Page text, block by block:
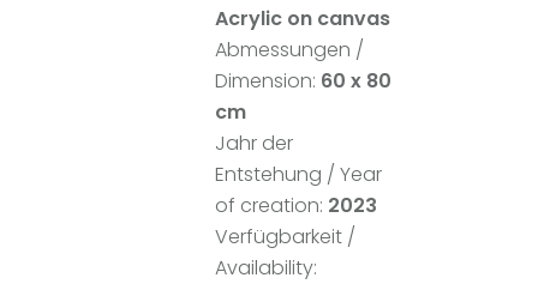
Acrylic on canvas
Abmessungen /
Dimension: 60 x 80
cm
Jahr der
Entstehung / Year
of creation: 2023
Verfügbarkeit /
Availability: